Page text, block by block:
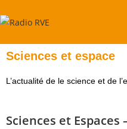
Sciences et espace
L’actualité de le science et de
Sciences et Espaces